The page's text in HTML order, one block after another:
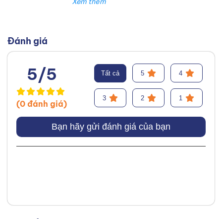
chọn tốt nhất và phù hợp với
khách hàng.Facebook,TikTok,
Youtube
Đánh giá
5/5
(0 đánh giá)
Tất cả 5 4
3 2 1
Bạn hãy gửi đánh giá của bạn